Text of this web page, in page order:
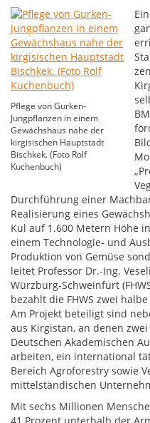
Pflege von Gurken-
Jungpflanzen in einem
Gewächshaus nahe der
kirgisischen Hauptstadt
Bischkek. (Foto Rolf
Kuchenbuch)
Durchführung einer
Realisierung eines
Kul auf 1.600 Metern Höhe
einem Technologie- und
Produktion von Gemüse
leitet Professor Dr.-Ing.
Würzburg-Schweinfurt
bezahlt die FHWS zwei
Am Projekt beteiligt sind
aus Kirgistan, an denen
Deutschen Akademischen
arbeiten, ein international
Bereich Agroforestry sowie
mittelständischen
Mit sechs Millionen